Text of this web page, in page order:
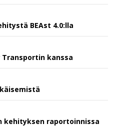
BEAst 4.0:lla
kanssa
kehityksen raportoinnissa